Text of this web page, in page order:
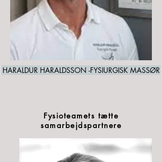
HARALDUR HARALDSSON -FYSIURGISK MASSØR
Fysioteamets tætte
samarbejdspartnere